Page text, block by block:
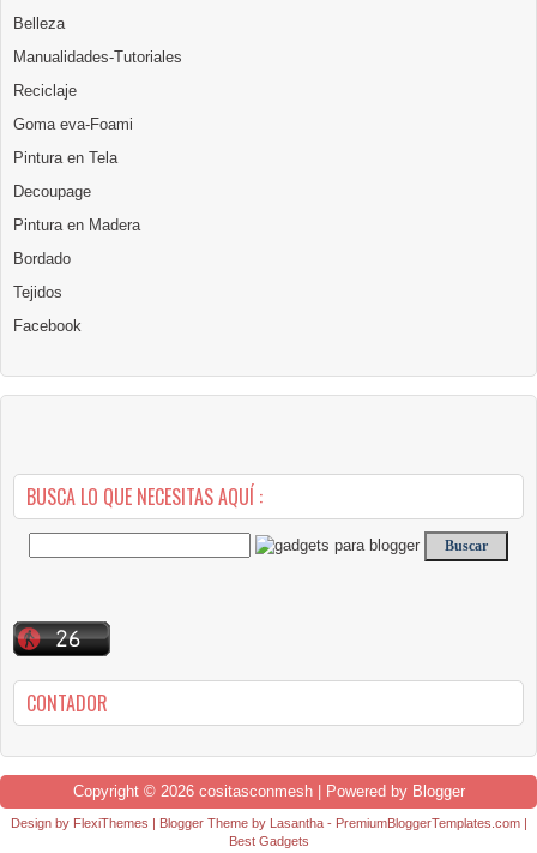
Belleza
Manualidades-Tutoriales
Reciclaje
Goma eva-Foami
Pintura en Tela
Decoupage
Pintura en Madera
Bordado
Tejidos
Facebook
BUSCA LO QUE NECESITAS AQUÍ :
CONTADOR
Copyright © 2026 cositasconmesh| Powered by Blogger
Design by FlexiThemes | Blogger Theme by Lasantha- PremiumBloggerTemplates.com|
Best Gadgets